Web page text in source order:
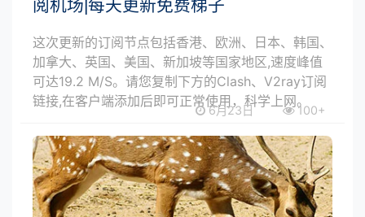
阅机场|每天更新免费梯子
这次更新的订阅节点包括香港、欧洲、日本、韩国、
加拿大、英国、美国、新加坡等国家地区,速度峰值
可达19.2 M/S。请您复制下方的Clash、V2ray订阅
链接,在客户端添加后即可正常使用，科学上网。
6月23日 100+